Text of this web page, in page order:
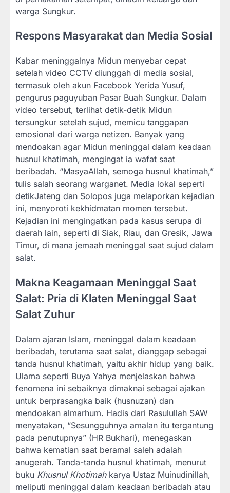
warga Sungkur.
Respons Masyarakat dan Media Sosial
Kabar meninggalnya Midun menyebar cepat
setelah video CCTV diunggah di media sosial,
termasuk oleh akun Facebook Yerida Yusuf,
pengurus paguyuban Pasar Buah Sungkur. Dalam
video tersebut, terlihat detik-detik Midun
tersungkur setelah sujud, memicu tanggapan
emosional dari warga netizen. Banyak yang
mendoakan agar Midun meninggal dalam keadaan
husnul khatimah, mengingat ia wafat saat
beribadah. “MasyaAllah, semoga husnul khatimah,”
tulis salah seorang warganet. Media lokal seperti
detikJateng dan Solopos juga melaporkan kejadian
ini, menyoroti kekhidmatan momen tersebut.
Kejadian ini mengingatkan pada kasus serupa di
daerah lain, seperti di Siak, Riau, dan Gresik, Jawa
Timur, di mana jemaah meninggal saat sujud dalam
salat.
Makna Keagamaan Meninggal Saat
Salat: Pria di Klaten Meninggal Saat
Salat Zuhur
Dalam ajaran Islam, meninggal dalam keadaan
beribadah, terutama saat salat, dianggap sebagai
tanda husnul khatimah, yaitu akhir hidup yang baik.
Ulama seperti Buya Yahya menjelaskan bahwa
fenomena ini sebaiknya dimaknai sebagai ajakan
untuk berprasangka baik (husnuzan) dan
mendoakan almarhum. Hadis dari Rasulullah SAW
menyatakan, “Sesungguhnya amalan itu tergantung
pada penutupnya” (HR Bukhari), menegaskan
bahwa kematian saat beramal saleh adalah
anugerah. Tanda-tanda husnul khatimah, menurut
buku Khusnul Khotimahkarya Ustaz Muinudinillah,
meliputi meninggal dalam keadaan beribadah atau